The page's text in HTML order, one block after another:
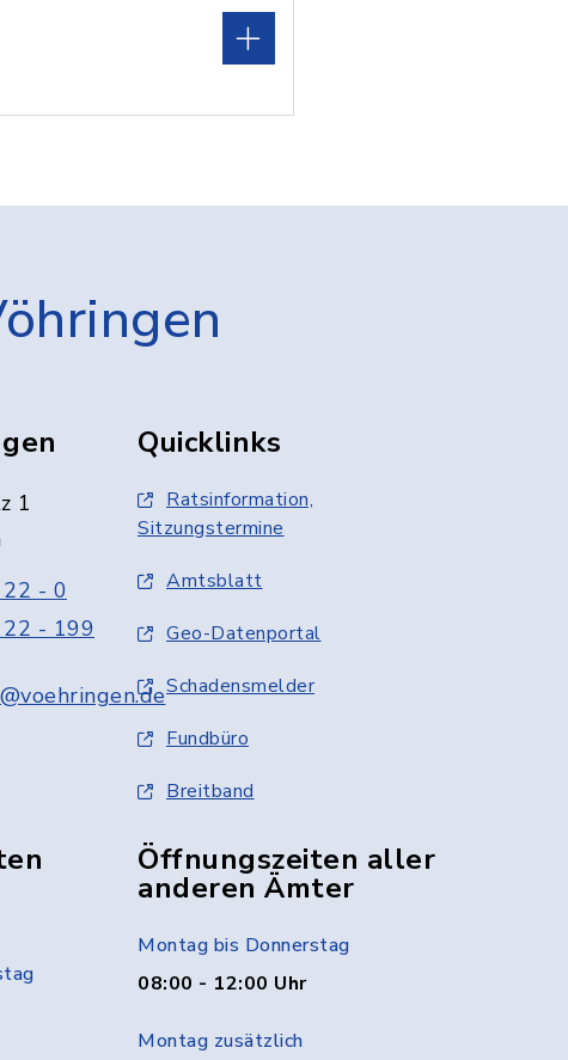
1
- 0
- 199
Quicklinks
Ratsinformation,
Sitzungstermine
Amtsblatt
Geo-Datenportal
Schadensmelder
Fundbüro
Breitband
Öffnungszeiten aller
anderen Ämter
Montag bis Donnerstag
08:00 - 12:00 Uhr
Montag zusätzlich